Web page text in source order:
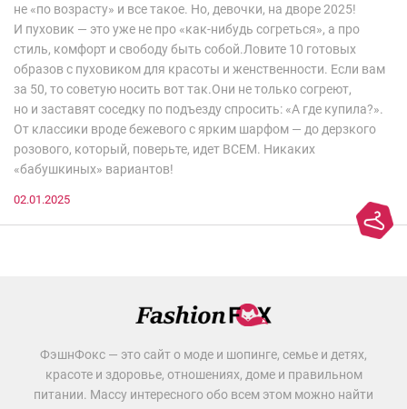
не «по возрасту» и все такое. Но, девочки, на дворе 2025!
И пуховик — это уже не про «как-нибудь согреться», а про
стиль, комфорт и свободу быть собой.Ловите 10 готовых
образов с пуховиком для красоты и женственности. Если вам
за 50, то советую носить вот так.Они не только согреют,
но и заставят соседку по подъезду спросить: «А где купила?».
От классики вроде бежевого с ярким шарфом — до дерзкого
розового, который, поверьте, идет ВСЕМ. Никаких
«бабушкиных» вариантов!
02.01.2025
ФэшнФокс — это сайт о моде и шопинге, семье и детях,
красоте и здоровье, отношениях, доме и правильном
питании. Массу интересного обо всем этом можно найти